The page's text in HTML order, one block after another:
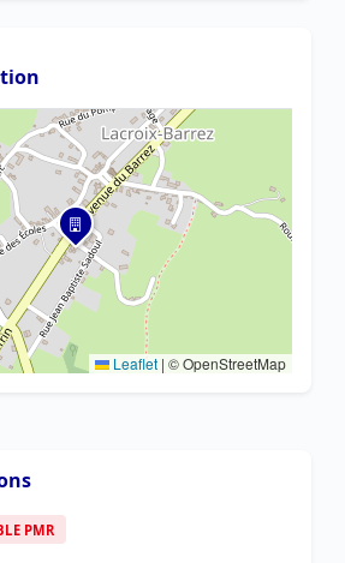
Leaflet | © OpenStreetMap
PMR